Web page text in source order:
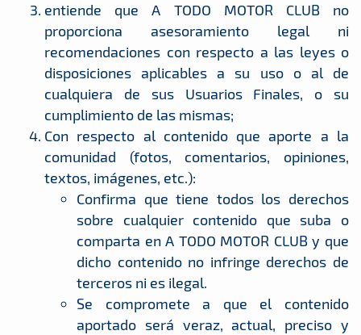
entiende que A TODO MOTOR CLUB no
proporciona asesoramiento legal ni
recomendaciones con respecto a las leyes o
disposiciones aplicables a su uso o al de
cualquiera de sus Usuarios Finales, o su
cumplimiento de las mismas;
Con respecto al contenido que aporte a la
comunidad (fotos, comentarios, opiniones,
textos, imágenes, etc.):
Confirma que tiene todos los derechos
sobre cualquier contenido que suba o
comparta en A TODO MOTOR CLUB y que
dicho contenido no infringe derechos de
terceros ni es ilegal.
Se compromete a que el contenido
aportado será veraz, actual, preciso y